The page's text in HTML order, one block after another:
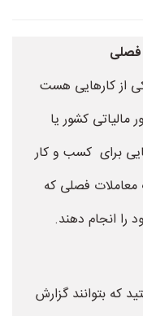
فصلی
از کارهایی هست
مالیاتی کشور یا
برای کسب و کار
معاملات فصلی که
را انجام دهند.
که بتوانند گزارش